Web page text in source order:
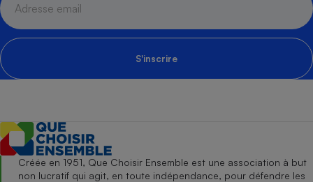
S'inscrire
Créée en 1951, Que Choisir Ensemble est une association à but
non lucratif qui agit, en toute indépendance, pour défendre les